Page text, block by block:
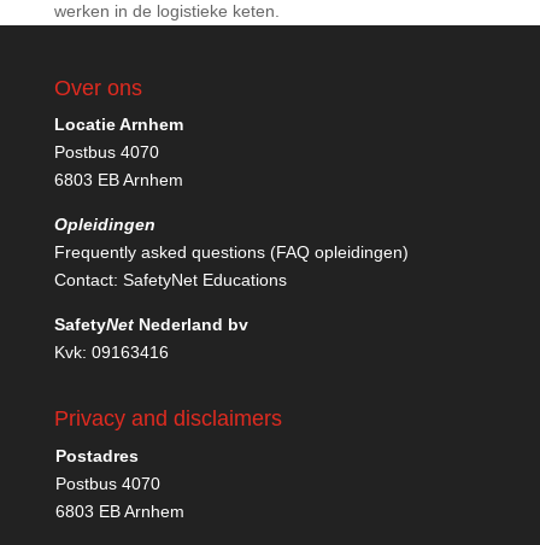
werken in de logistieke keten.
Over ons
Locatie Arnhem
Postbus 4070
6803 EB Arnhem
Opleidingen
Frequently asked questions (FAQ opleidingen)
Contact: SafetyNet Educations
SafetyNetNederland bv
Kvk: 09163416
Privacy and disclaimers
Postadres
Postbus 4070
6803 EB Arnhem